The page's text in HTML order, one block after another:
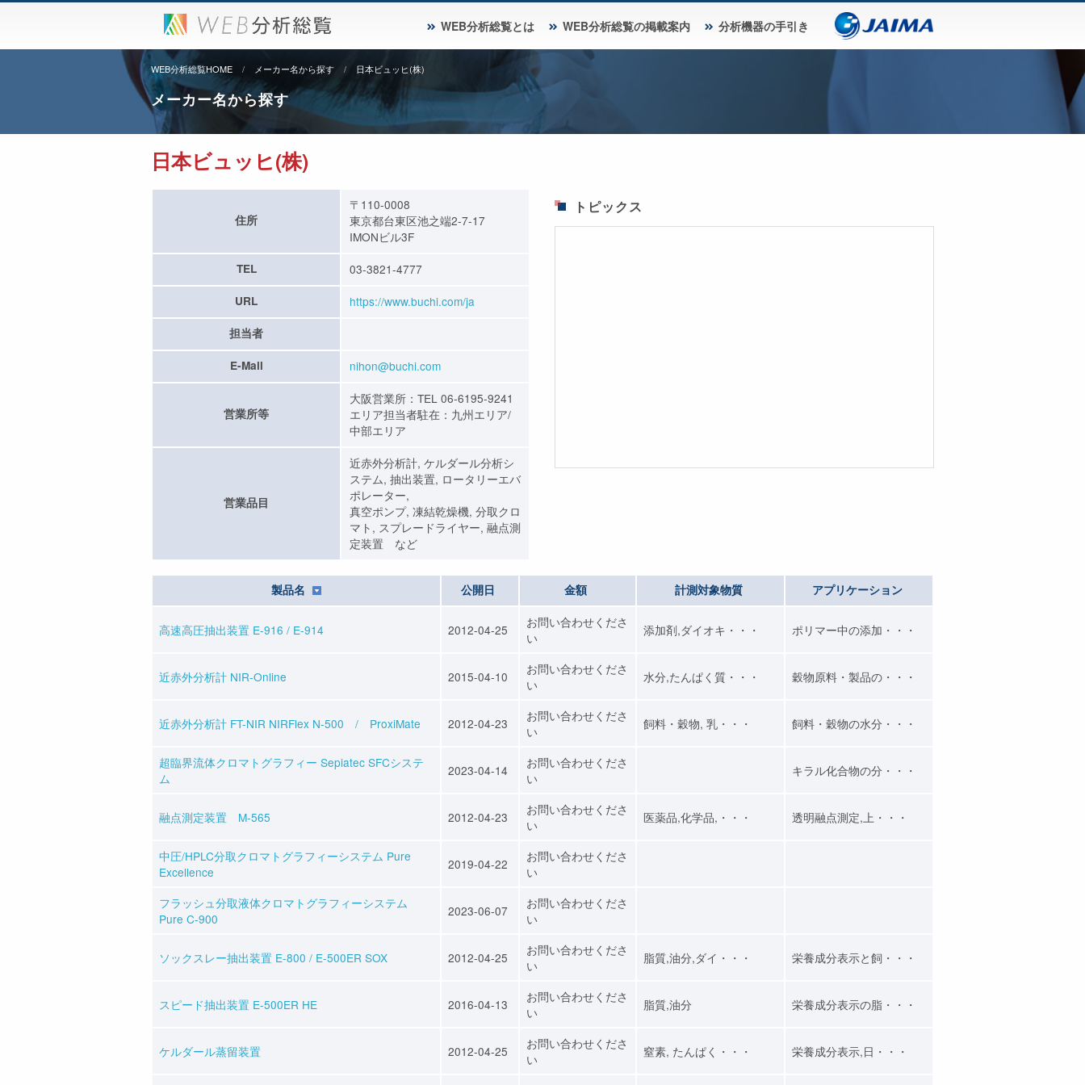
WEB分析総覧とは WEB分析総覧の掲載案内 分析機器の手引き
WEB分析総覧HOME メーカー名から探す 日本ビュッヒ(株)
メーカー名から探す
日本ビュッヒ(株)
住所
〒110-0008
東京都台東区池之端2-7-17
IMONビル3F
TEL 03-3821-4777
URL https://www.buchi.com/ja
担当者
E-Mail nihon@buchi.com
営業所等
大阪営業所：TEL 06-6195-9241
エリア担当者駐在：九州エリア/
中部エリア
営業品目
近赤外分析計, ケルダール分析シ
ステム, 抽出装置, ロータリーエバ
ポレーター,
真空ポンプ, 凍結乾燥機, 分取クロ
マト, スプレードライヤー, 融点測
定装置 など
トピックス
製品名 公開日 金額 計測対象物質 アプリケーション
高速高圧抽出装置 E-916 / E-914 2012-04-25
お問い合わせくださ
い
添加剤,ダイオキ・・・ ポリマー中の添加・・・
近赤外分析計 NIR-Online 2015-04-10
お問い合わせくださ
い
水分,たんぱく質・・・ 穀物原料・製品の・・・
近赤外分析計 FT-NIR NIRFlex N-500 / ProxiMate 2012-04-23
お問い合わせくださ
い
飼料・穀物, 乳・・・ 飼料・穀物の水分・・・
超臨界流体クロマトグラフィー Sepiatec SFCシステ
ム
2023-04-14
お問い合わせくださ
い
キラル化合物の分・・・
融点測定装置 M-565 2012-04-23
お問い合わせくださ
い
医薬品,化学品,・・・ 透明融点測定,上・・・
中圧/HPLC分取クロマトグラフィーシステム Pure
Excellence
2019-04-22
お問い合わせくださ
い
フラッシュ分取液体クロマトグラフィーシステム
Pure C-900
2023-06-07
お問い合わせくださ
い
ソックスレー抽出装置 E-800 / E-500ER SOX 2012-04-25
お問い合わせくださ
い
脂質,油分,ダイ・・・ 栄養成分表示と飼・・・
スピード抽出装置 E-500ER HE 2016-04-13
お問い合わせくださ
い
脂質,油分 栄養成分表示の脂・・・
ケルダール蒸留装置 2012-04-25
お問い合わせくださ
い
窒素, たんぱく・・・ 栄養成分表示,日・・・